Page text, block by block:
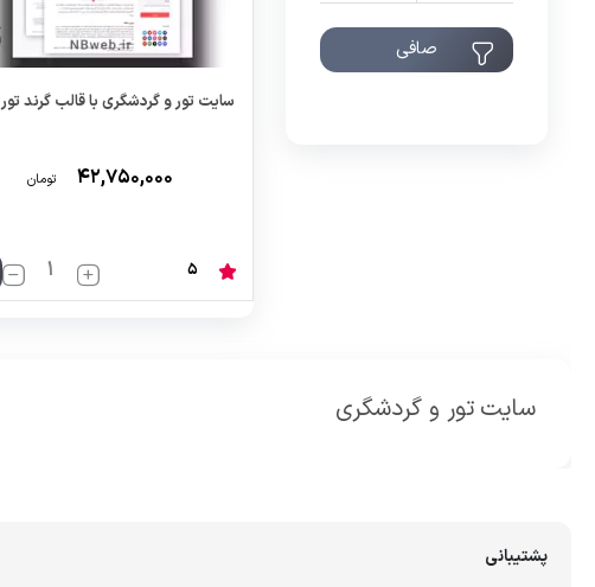
صافی
سایت تور و گردشگری با قالب گرند تور
۴۲,۷۵۰,۰۰۰ تومان
5
سایت تور و گردشگری
پشتیبانی